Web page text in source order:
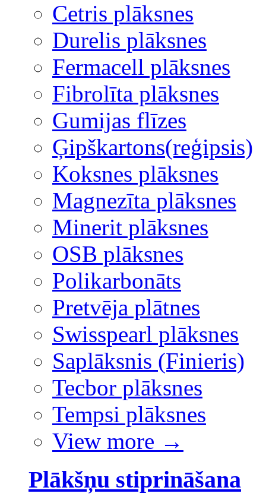
Cetris plāksnes
Durelis plāksnes
Fermacell plāksnes
Fibrolīta plāksnes
Gumijas flīzes
Ģipškartons(reģipsis)
Koksnes plāksnes
Magnezīta plāksnes
Minerit plāksnes
OSB plāksnes
Polikarbonāts
Pretvēja plātnes
Swisspearl plāksnes
Saplāksnis (Finieris)
Tecbor plāksnes
Tempsi plāksnes
View more →
Plākšņu stiprināšana